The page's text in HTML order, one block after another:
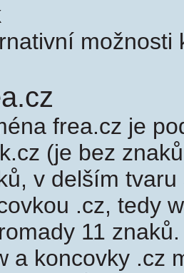
možnosti
frea.cz je
(je bez
v delším
.cz, tedy
11
a koncovky .cz